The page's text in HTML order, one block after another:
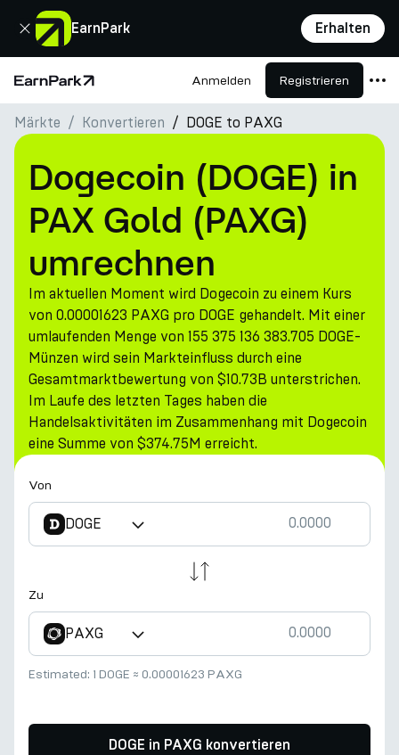
EarnPark Erhalten
Schließen
Startseite Anmelden Registrieren
Produkte
Märkte
Rechner
PARK Token
Ressourcen
Unternehmen
Märkte Konvertieren DOGE to PAXG
Dogecoin (DOGE) in
PAX Gold (PAXG)
umrechnen
Im aktuellen Moment wird Dogecoin zu einem Kurs
von 0.00001623 PAXG pro DOGE gehandelt. Mit einer
umlaufenden Menge von 155 375 136 383.705 DOGE-
Münzen wird sein Markteinfluss durch eine
Gesamtmarktbewertung von $10.73B unterstrichen.
Im Laufe des letzten Tages haben die
Handelsaktivitäten im Zusammenhang mit Dogecoin
eine Summe von $374.75M erreicht.
Von
DOGE
Zu
PAXG
Estimated: 1 DOGE ≈ 0.00001623 PAXG
DOGE in PAXG konvertieren